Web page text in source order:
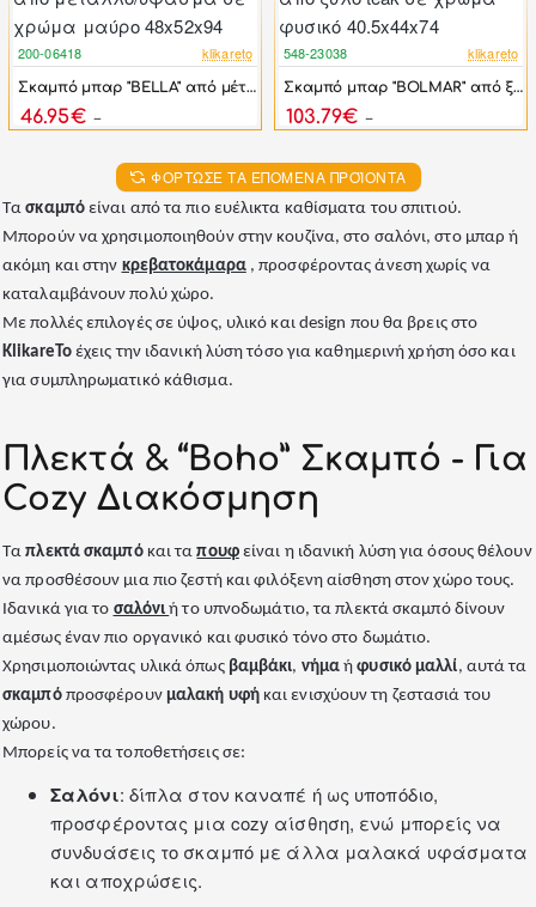
-46%
200-06418 klikareto
Σκαμπό μπαρ "BELLA" από μέταλλο/ύφασμα σε χρώμα μαύρο 48x52x94
46.95€
-44%
548-23038 klikareto
Σκαμπό μπαρ "BOLMAR" από ξύλο teak σε χρώμα φυσικό 40.5x44x74
103.79€
ΦΌΡΤΩΣΕ ΤΑ ΕΠΌΜΕΝΑ ΠΡΟΪΌΝΤΑ
Τα σκαμπόείναι από τα πιο ευέλικτα καθίσματα του σπιτιού.
Μπορούν να χρησιμοποιηθούν στην κουζίνα, στο σαλόνι, στο μπαρ ή
ακόμη και στην κρεβατοκάμαρα, προσφέροντας άνεση χωρίς να
καταλαμβάνουν πολύ χώρο.
Με πολλές επιλογές σε ύψος, υλικό και design που θα βρεις στο
KlikareToέχεις την ιδανική λύση τόσο για καθημερινή χρήση όσο και
για συμπληρωματικό κάθισμα.
Πλεκτά & “Boho” Σκαμπό - Για
Cozy Διακόσμηση
Ταπλεκτά σκαμπόκαι ταπουφείναι η ιδανική λύση για όσους θέλουν
να προσθέσουν μια πιο ζεστή και φιλόξενη αίσθηση στον χώρο τους.
Ιδανικά για το σαλόνιή το υπνοδωμάτιο, τα πλεκτά σκαμπό δίνουν
αμέσως έναν πιο οργανικό και φυσικό τόνο στο δωμάτιο.
Χρησιμοποιώντας υλικά όπως βαμβάκι, νήμαήφυσικό μαλλί, αυτά τα
σκαμπόπροσφέρουν μαλακή υφήκαι ενισχύουν τη ζεστασιά του
χώρου.
Μπορείς να τα τοποθετήσεις σε:
Σαλόνι: δίπλα στον καναπέ ή ως υποπόδιο,
προσφέροντας μια cozy αίσθηση, ενώ μπορείς να
συνδυάσεις το σκαμπό με άλλα μαλακά υφάσματα
και αποχρώσεις.